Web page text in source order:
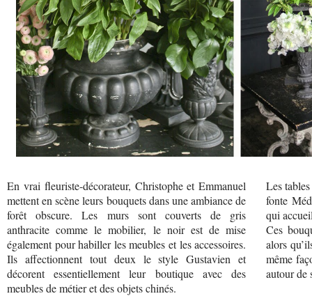
En vrai fleuriste-décorateur, Christophe et Emmanuel
mettent en scène leurs bouquets dans une ambiance de
forêt obscure. Les murs sont couverts de gris
anthracite comme le mobilier, le noir est de mise
également pour habiller les meubles et les accessoires.
Ils affectionnent tout deux le style Gustavien et
décorent essentiellement leur boutique avec des
meubles de métier et des objets chinés.
Les
fonte
qui
Ces
alors
même
autour de